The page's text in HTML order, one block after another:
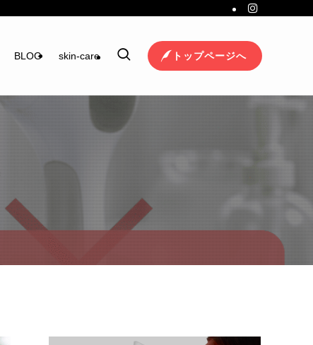
BLOG skin-care トップページへ